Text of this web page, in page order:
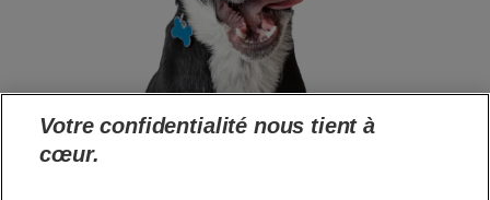
Votre confidentialité nous tient à
cœur.